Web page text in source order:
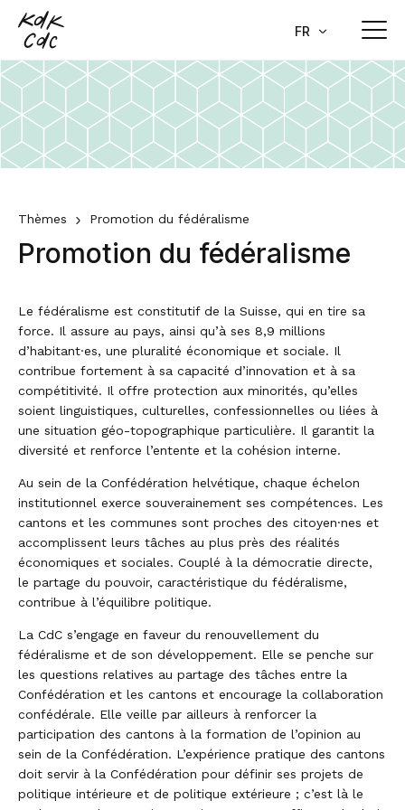
Home
DE
FR
Actualité
Communiqués de presse
Agenda
Newsletter
Dossiers actuels
Qui sommes-nous
Secrétariat général
Commissions, groupes de travail et
délégations
30 ans de la CdC
Thèmes
Politique européenne
Péréquation financière et répartition des
tâches
Collaboration intercantonale avec
compensation des charges
Politique d’intégration
Promotion du fédéralisme
Dossiers actuels
Projets nationaux
Politique extérieure (autres dossiers)
Collaborations
Conseil fédéral
Chambres fédérales
Conférences gouvernementales régionales
Recherche
Thèmes Promotion du fédéralisme
Promotion du fédéralisme
Le fédéralisme est constitutif de la Suisse, qui en tire sa
force. Il assure au pays, ainsi qu’à ses 8,9 millions
d’habitant·es, une pluralité économique et sociale. Il
contribue fortement à sa capacité d’innovation et à sa
compétitivité. Il offre protection aux minorités, qu’elles
soient linguistiques, culturelles, confessionnelles ou liées à
une situation géo-topographique particulière. Il garantit la
diversité et renforce l’entente et la cohésion interne.
Au sein de la Confédération helvétique, chaque échelon
institutionnel exerce souverainement ses compétences. Les
cantons et les communes sont proches des citoyen·nes et
accomplissent leurs tâches au plus près des réalités
économiques et sociales. Couplé à la démocratie directe,
le partage du pouvoir, caractéristique du fédéralisme,
contribue à l’équilibre politique.
La CdC s’engage en faveur du renouvellement du
fédéralisme et de son développement. Elle se penche sur
les questions relatives au partage des tâches entre la
Confédération et les cantons et encourage la collaboration
confédérale. Elle veille par ailleurs à renforcer la
participation des cantons à la formation de l’opinion au
sein de la Confédération. L’expérience pratique des cantons
doit servir à la Confédération pour définir ses projets de
politique intérieure et de politique extérieure ; c’est là le